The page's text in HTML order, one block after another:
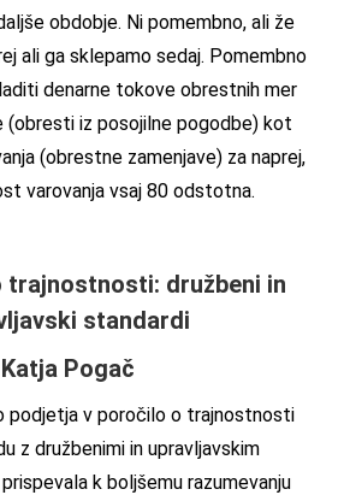
obdobje. Ni pomembno, ali že
ali ga sklepamo sedaj. Pomembno
denarne tokove obrestnih mer
(obresti iz posojilne pogodbe) kot
(obrestne zamenjave) za naprej,
varovanja vsaj 80 odstotna.
trajnostnosti: družbeni in
standardi
Katja Pogač
podjetja v poročilo o trajnostnosti
z družbenimi in upravljavskim
k boljšemu razumevanju